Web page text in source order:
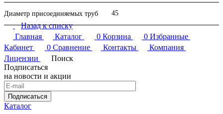
Чтобы купить в Перми фланцы стальные плоские приварные
нужного размера, вам не придется тратить много времени на
поиски. Все необходимое уже есть в наличии в интернет-
магазине "Нива".
Диаметр присоединяемых труб 45
Назад к списку
Главная
Каталог 0 Корзина 0 Избранные
Кабинет
0 Сравнение Контакты
Компания
Лицензии
Поиск
Подписаться
на новости и акции
Подписаться
Каталог